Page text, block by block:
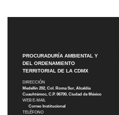
PROCURADURÍA AMBIENTAL Y
DEL ORDENAMIENTO
TERRITORIAL DE LA CDMX
DIRECCIÓN
Medellín 202, Col. Roma Sur, Alcaldía
Cuauhtémoc, C.P. 06700, Ciudad de México
WEB E-MAIL
Correo Institucional
TELÉFONO